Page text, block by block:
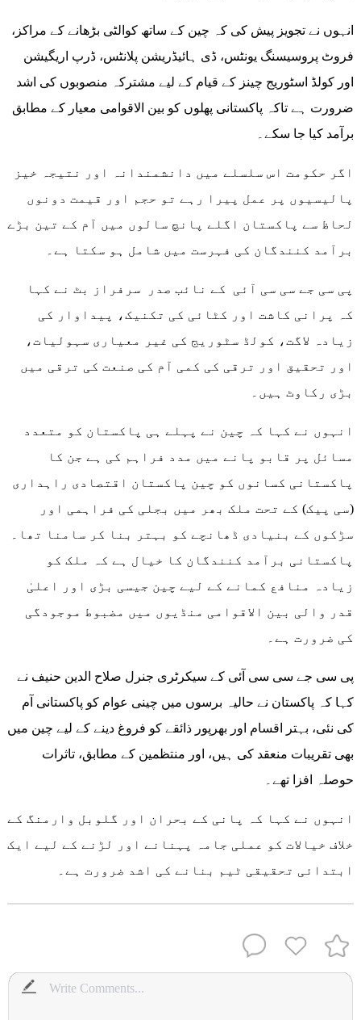
انہوں نے تجویز پیش کی کہ چین کے ساتھ کوالٹی بڑھانے کے مراکز،
فروٹ پروسیسنگ یونٹس، ڈی ہائیڈریشن پلانٹس، ڈرپ اریگیشن
اور کولڈ اسٹوریج چینز کے قیام کے لیے مشترکہ منصوبوں کی اشد
ضرورت ہے تاکہ پاکستانی پھلوں کو بین الاقوامی معیار کے مطابق
برآمد کیا جا سکے۔
اگر حکومت اس سلسلے میں دانشمندانہ اور نتیجہ خیز
پالیسیوں پر عمل پیرا رہے تو حجم اور قیمت دونوں
لحاظ سے پاکستان اگلے پانچ سالوں میں آم کے تین بڑے
برآمد کنندگان کی فہرست میں شامل ہو سکتا ہے۔
کہ پرانی کاشت اور کٹائی کی تکنیک، پیداوار کی
زیادہ لاگت، کولڈ سٹوریج کی غیر معیاری سہولیات،
اور تحقیق اور ترقی کی کمی آم کی صنعت کی ترقی میں
بڑی رکاوٹ ہیں۔
انہوں نے کہا کہ چین نے پہلے ہی پاکستان کو متعدد
مسائل پر قابو پانے میں مدد فراہم کی ہے جن کا
پاکستانی کسانوں کو چین پاکستان اقتصادی راہداری
(سی پیک) کے تحت ملک بھر میں بجلی کی فراہمی اور
سڑکوں کے بنیادی ڈھانچے کو بہتر بنا کر سامنا تھا۔
پاکستانی برآمد کنندگان کا خیال ہے کہ ملک کو
زیادہ منافع کمانے کے لیے چین جیسی بڑی اور اعلیٰ
قدر والی بین الاقوامی منڈیوں میں مضبوط موجودگی
کی ضرورت ہے۔
پی سی جے سی سی آئی کے سیکرٹری جنرل صلاح الدین حنیف نے
کہا کہ پاکستان نے حالیہ برسوں میں چینی عوام کو پاکستانی آم
کی نئی، بہتر اقسام اور بھرپور ذائقے کو فروغ دینے کے لیے چین میں
بھی تقریبات منعقد کی ہیں، اور منتظمین کے مطابق، تاثرات
حوصلہ افزا تھے۔
انہوں نے کہا کہ پانی کے بحران اور گلوبل وارمنگ کے
خلاف خیالات کو عملی جامہ پہنانے اور لڑنے کے لیے ایک
ابتدائی تحقیقی ٹیم بنانے کی اشد ضرورت ہے۔